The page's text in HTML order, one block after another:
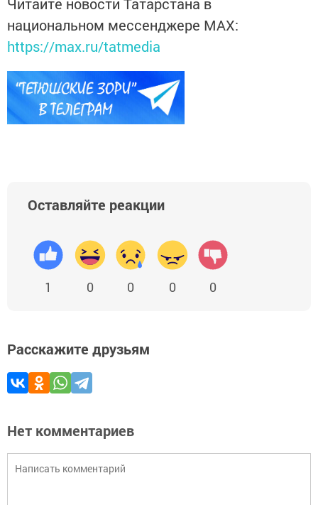
национальном мессенджере MАХ:
https://max.ru/tatmedia
Оставляйте реакции
1 0 0 0 0
Расскажите друзьям
Нет комментариев